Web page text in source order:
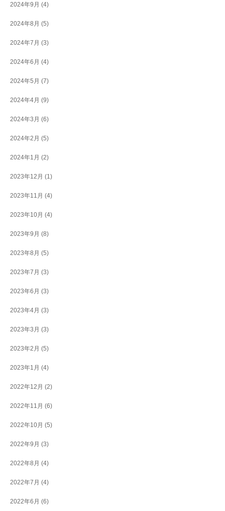
2024年9月 (4)
2024年8月 (5)
2024年7月 (3)
2024年6月 (4)
2024年5月 (7)
2024年4月 (9)
2024年3月 (6)
2024年2月 (5)
2024年1月 (2)
2023年12月 (1)
2023年11月 (4)
2023年10月 (4)
2023年9月 (8)
2023年8月 (5)
2023年7月 (3)
2023年6月 (3)
2023年4月 (3)
2023年3月 (3)
2023年2月 (5)
2023年1月 (4)
2022年12月 (2)
2022年11月 (6)
2022年10月 (5)
2022年9月 (3)
2022年8月 (4)
2022年7月 (4)
2022年6月 (6)